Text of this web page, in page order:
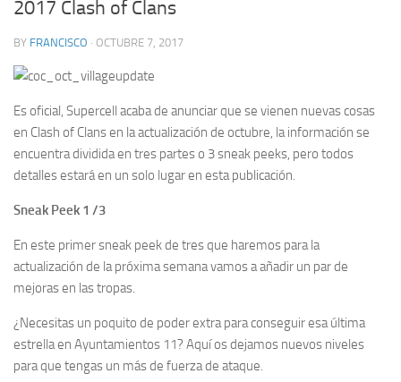
2017 Clash of Clans
BY FRANCISCO · OCTUBRE 7, 2017
Es oficial, Supercell acaba de anunciar que se vienen nuevas cosas
en Clash of Clans en la actualización de octubre, la información se
encuentra dividida en tres partes o 3 sneak peeks, pero todos
detalles estará en un solo lugar en esta publicación.
Sneak Peek 1 /3
En este primer sneak peek de tres que haremos para la
actualización de la próxima semana vamos a añadir un par de
mejoras en las tropas.
¿Necesitas un poquito de poder extra para conseguir esa última
estrella en Ayuntamientos 11? Aquí os dejamos nuevos niveles
para que tengas un más de fuerza de ataque.